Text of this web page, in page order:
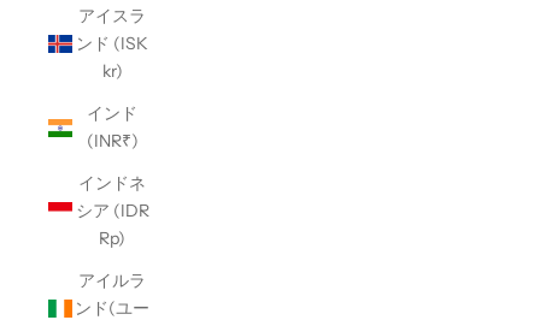
アイスラ
ンド (ISK
kr)
インド
(INR₹)
インドネ
シア (IDR
Rp)
アイルラ
ンド(ユー